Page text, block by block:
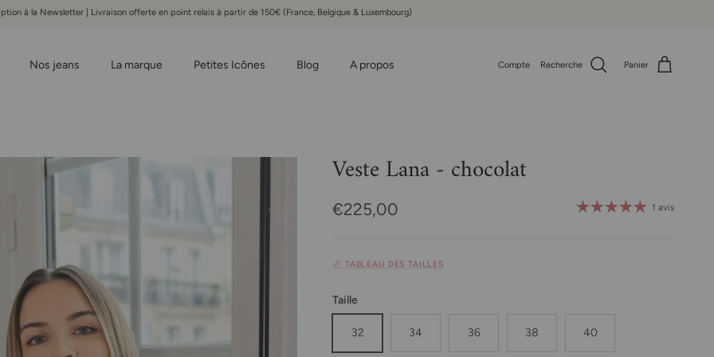
à la Newsletter | Livraison offerte en point relais à partir de 150€ (France, Belgique & Luxembourg)
Nos jeans La marque Petites Icônes Blog A propos Compte Recherche Panier
Veste Lana - chocolat
Prix habituel
€225,00 1 avis
📏 TABLEAU DES TAILLES
Taille
32 34 36 38 40